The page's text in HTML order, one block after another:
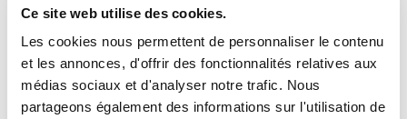
Ce site web utilise des cookies.
Les cookies nous permettent de personnaliser le contenu
et les annonces, d'offrir des fonctionnalités relatives aux
médias sociaux et d'analyser notre trafic. Nous
partageons également des informations sur l'utilisation de
Thé vert*
Fucus 150 mg
: benzoato de sodio, sorbato de potasio, extracto de semilla
vesiculosus)